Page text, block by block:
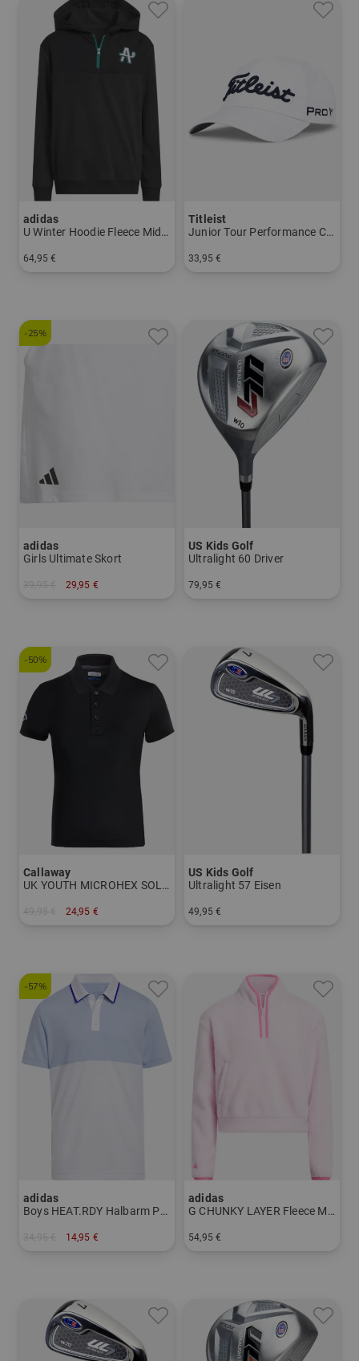
adidas
U Winter Hoodie Fleece Midlayer
64,95 €
Titleist
Junior Tour Performance Cap
33,95 €
-25%
adidas
Girls Ultimate Skort
29,95 €
US Kids Golf
Ultralight 60 Driver
79,95 €
-50%
Callaway
UK YOUTH MICROHEX SOLID
24,95 €
US Kids Golf
Ultralight 57 Eisen
49,95 €
-57%
adidas
Boys HEAT.RDY Halbarm Polo
14,95 €
adidas
G CHUNKY LAYER Fleece Midlayer
54,95 €